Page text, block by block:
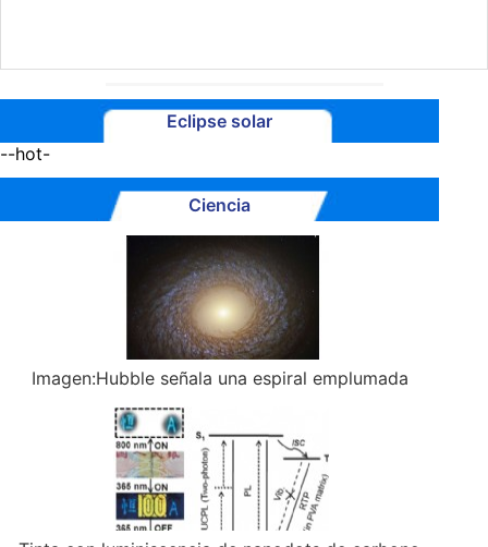
Eclipse solar
--hot-
Ciencia
Imagen:Hubble señala una espiral emplumada